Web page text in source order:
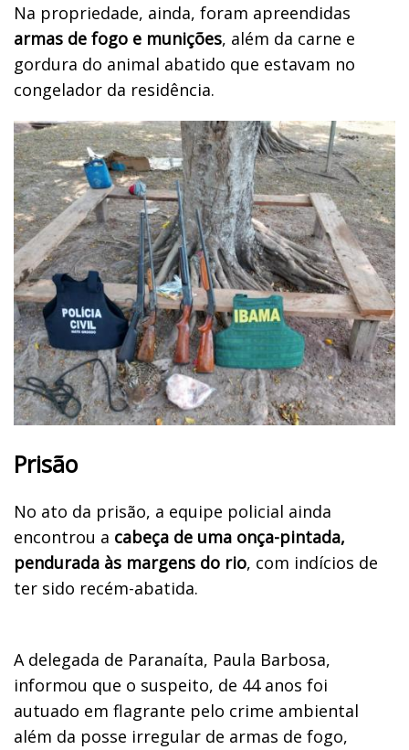
Na propriedade, ainda, foram apreendidas
armas de fogo e munições, além da carne e
gordura do animal abatido que estavam no
congelador da residência.
Prisão
No ato da prisão, a equipe policial ainda
encontrou a cabeça de uma onça-pintada,
pendurada às margens do rio, com indícios de
ter sido recém-abatida.
A delegada de Paranaíta, Paula Barbosa,
informou que o suspeito, de 44 anos foi
autuado em flagrante pelo crime ambiental
além da posse irregular de armas de fogo,